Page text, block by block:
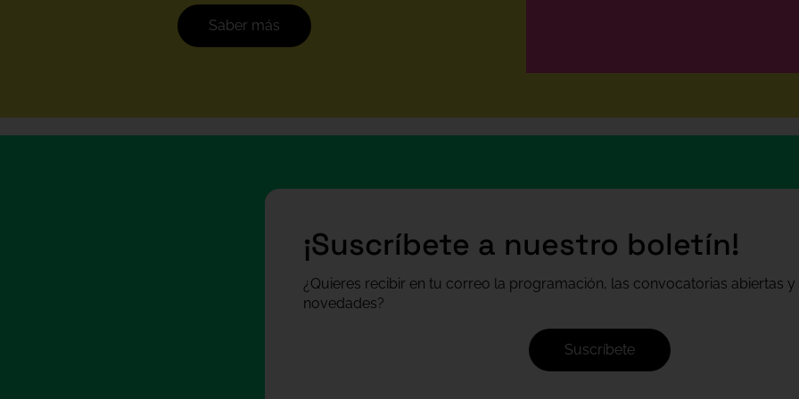
Saber más
¡Suscríbete a nuestro boletín!
¿Quieres recibir en tu correo la programación, las convocatorias abiertas y
novedades?
Suscríbete